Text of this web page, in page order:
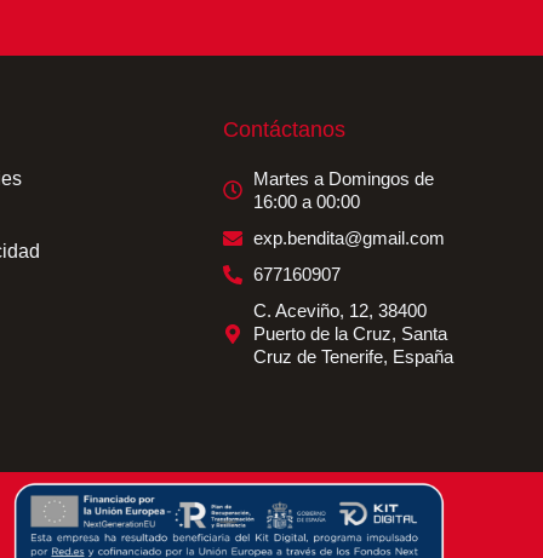
Contáctanos
Martes a Domingos de
16:00 a 00:00
exp.bendita@gmail.com
677160907
C. Aceviño, 12, 38400
Puerto de la Cruz, Santa
Cruz de Tenerife, España